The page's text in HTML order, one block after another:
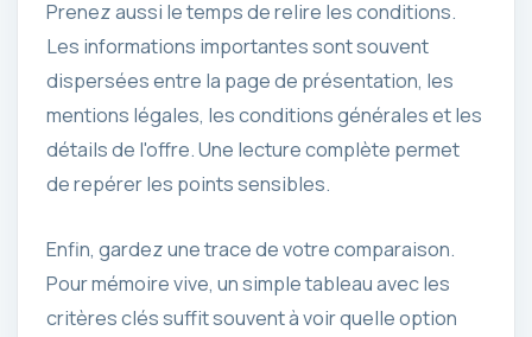
Prenez aussi le temps de relire les conditions.
Les informations importantes sont souvent
dispersées entre la page de présentation, les
mentions légales, les conditions générales et les
détails de l'offre. Une lecture complète permet
de repérer les points sensibles.
Enfin, gardez une trace de votre comparaison.
Pour mémoire vive, un simple tableau avec les
critères clés suffit souvent à voir quelle option